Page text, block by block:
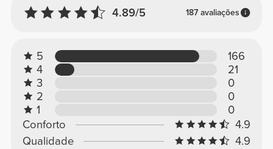
4.89/5 187 avaliações
5
166
4
21
3
0
2
0
1
0
Conforto
4.9
Qualidade
4.9